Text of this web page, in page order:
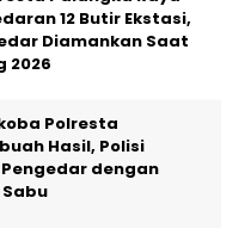
12 Butir Ekstasi,
Diamankan Saat
2026
Polresta
Hasil, Polisi
dengan